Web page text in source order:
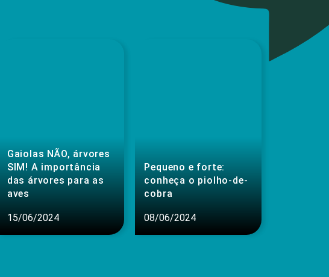
Gaiolas NÃO, árvores
SIM! A importância
das árvores para as
aves
15/06/2024
Pequeno e forte:
conheça o piolho-de-
cobra
08/06/2024